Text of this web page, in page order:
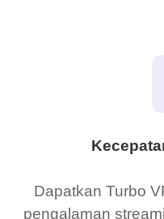
Dapatkan Turbo
pengalaman